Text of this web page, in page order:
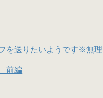
を送りたいようです※無
前編